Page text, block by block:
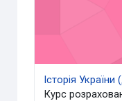
Історія
Курс